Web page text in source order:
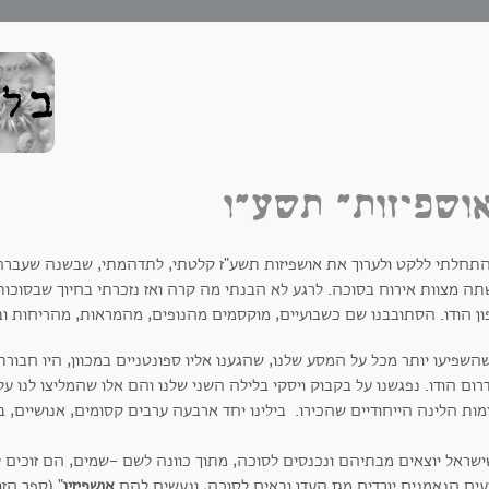
תשע"ו
ללקט ולערוך את אושפיזות תשע"ז קלטתי, לתדהמתי, שבשנה
מצוות אירוח בסוכה. לרגע לא הבנתי מה קרה ואז נזכרתי בחיוך
הודו. הסתובבנו שם כשבועיים, מוקסמים מהנופים, מהמראות, מהריחות
יותר מכל על המסע שלנו, שהגענו אליו ספונטניים במכוון, היו
הודו. נפגשנו על בקבוק ויסקי בלילה השני שלנו והם אלו שהמליצו
הלינה הייחודיים שהכירו. בילינו יחד ארבעה ערבים קסומים,
יוצאים מבתיהם ונכנסים לסוכה, מתוך כוונה לשם -שמים, הם